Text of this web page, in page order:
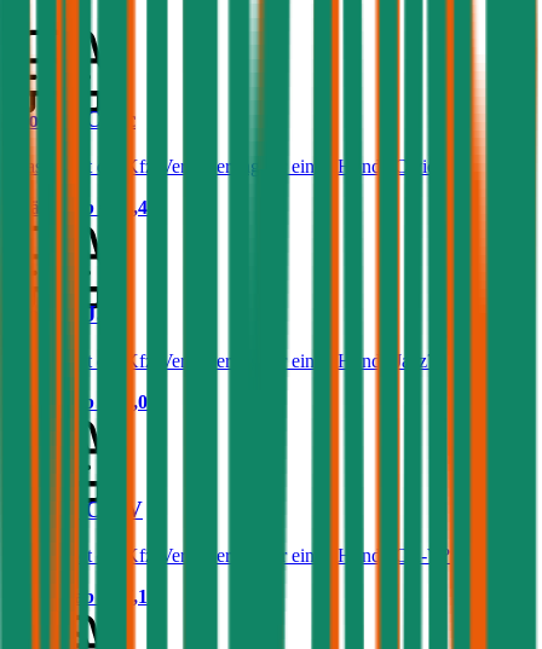
Honda Civic
Was kostet die Kfz-Versicherung für einen Honda Civic?
Prämie ab
€ 44,40
Honda Jazz
Was kostet die Kfz-Versicherung für einen Honda Jazz?
Prämie ab
€ 38,07
Honda CR-V
Was kostet die Kfz-Versicherung für einen Honda CR-V?
Prämie ab
€ 67,17